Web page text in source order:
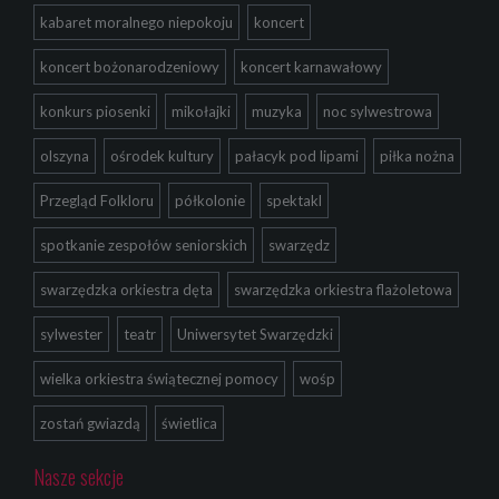
kabaret moralnego niepokoju koncert
koncert bożonarodzeniowy koncert karnawałowy
konkurs piosenki mikołajki muzyka noc sylwestrowa
olszyna ośrodek kultury pałacyk pod lipami piłka nożna
Przegląd Folkloru półkolonie spektakl
spotkanie zespołów seniorskich swarzędz
swarzędzka orkiestra dęta swarzędzka orkiestra flażoletowa
sylwester teatr Uniwersytet Swarzędzki
wielka orkiestra świątecznej pomocy wośp
zostań gwiazdą świetlica
Nasze sekcje